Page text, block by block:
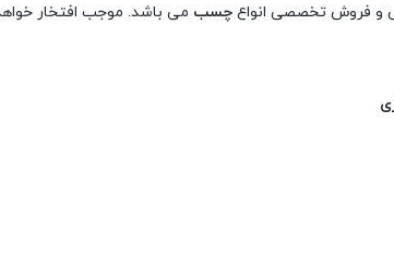
و فروش تخصصی انواع چسب می باشد. موجب افتخار